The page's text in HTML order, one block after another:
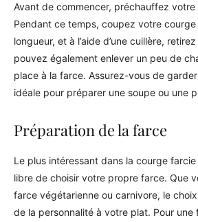
Avant de commencer, préchauffez votre
Pendant ce temps, coupez votre
longueur, et à l’aide d’une cuillère,
pouvez également enlever un peu de
place à la farce. Assurez-vous de
idéale pour préparer une soupe ou une
Préparation de la farce
Le plus intéressant dans la courge
libre de choisir votre propre farce. Que
farce végétarienne ou carnivore, le
de la personnalité à votre plat. Pour une